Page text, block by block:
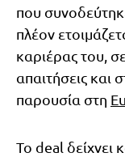
που
πλέον
καριέρας του,
απαιτήσεις και
παρουσία στη
Το deal δείχνει